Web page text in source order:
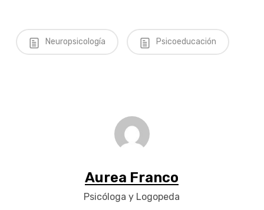
Neuropsicología Psicoeducación
Aurea Franco
Psicóloga y Logopeda